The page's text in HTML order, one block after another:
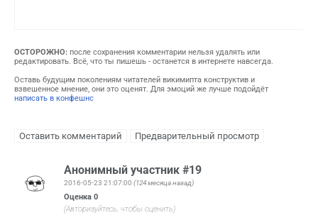
ОСТОРОЖНО: после сохранения комментарии нельзя удалять или
редактировать. Всё, что ты пишешь - останется в интернете навсегда.
Оставь будущим поколениям читателей викимипта конструктив и
взвешенное мнение, они это оценят. Для эмоций же лучше подойдёт
написать в конфешнс
Анонимный участник #19
2016-05-23 21:07:00 (124 месяца назад)
Оценка 0
(Авторизуйтесь, чтобы оценить)